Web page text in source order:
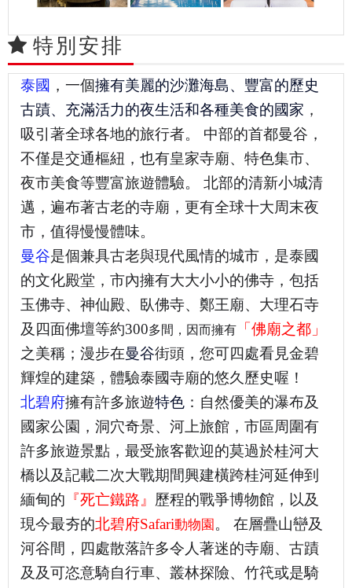
特別安排
泰國 ，一個擁有美麗的沙灘海島、豐富的歷史
古蹟、充滿活力的夜生活和各種美食的國家 ，
吸引著全球各地的旅行者。 中部的首都曼谷，
不僅是交通樞紐，也有皇家寺廟、特色集市、
夜市美食等豐富旅遊體驗。 北部的清新小城清
邁，遍布著古老的寺廟，更有全球十大周末夜
市，值得慢慢體味。
曼谷是個兼具古老與現代風情的城市，是泰國
的文化殿堂，市內擁有大大小小的佛寺，包括
玉佛寺、神仙殿、臥佛寺、鄭王廟、大理石寺
及四面佛壇等約300多間，因而擁有
「佛廟之都」
之美稱；漫步在曼谷街頭，您可四處看見金碧
輝煌的建築，體驗泰國寺廟的悠久歷史喔！
北碧府擁有許多旅遊特色 ：自然優美的瀑布及
國家公園，洞穴奇景、河上旅館，市區周圍有
許多旅遊景點，最受旅客歡迎的莫過於桂河大
橋以及記載二次大戰期間興建橫跨桂河延伸到
緬甸的 『死亡鐵路』 歷程的戰爭博物館，以及
現今最夯的北碧府Safari動物園 。 在層疊山巒及
河谷間，四處散落許多令人著迷的寺廟、古蹟
及及可恣意騎自行車、叢林探險、竹笩或是騎